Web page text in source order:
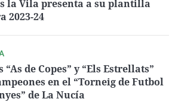
la Vila presenta a su plantilla
2023-24
“As de Copes” y “Els Estrellats”
en el “Torneig de Futbol
de La Nucía